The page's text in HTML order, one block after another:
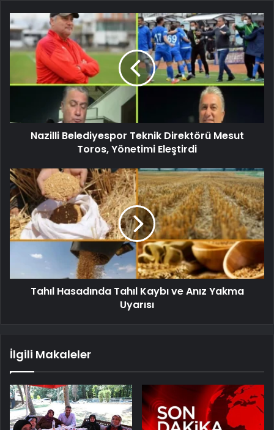
Nazilli Belediyespor Teknik Direktörü Mesut
Toros, Yönetimi Eleştirdi
Tahıl Hasadında Tahıl Kaybı ve Anız Yakma
Uyarısı
İlgili Makaleler